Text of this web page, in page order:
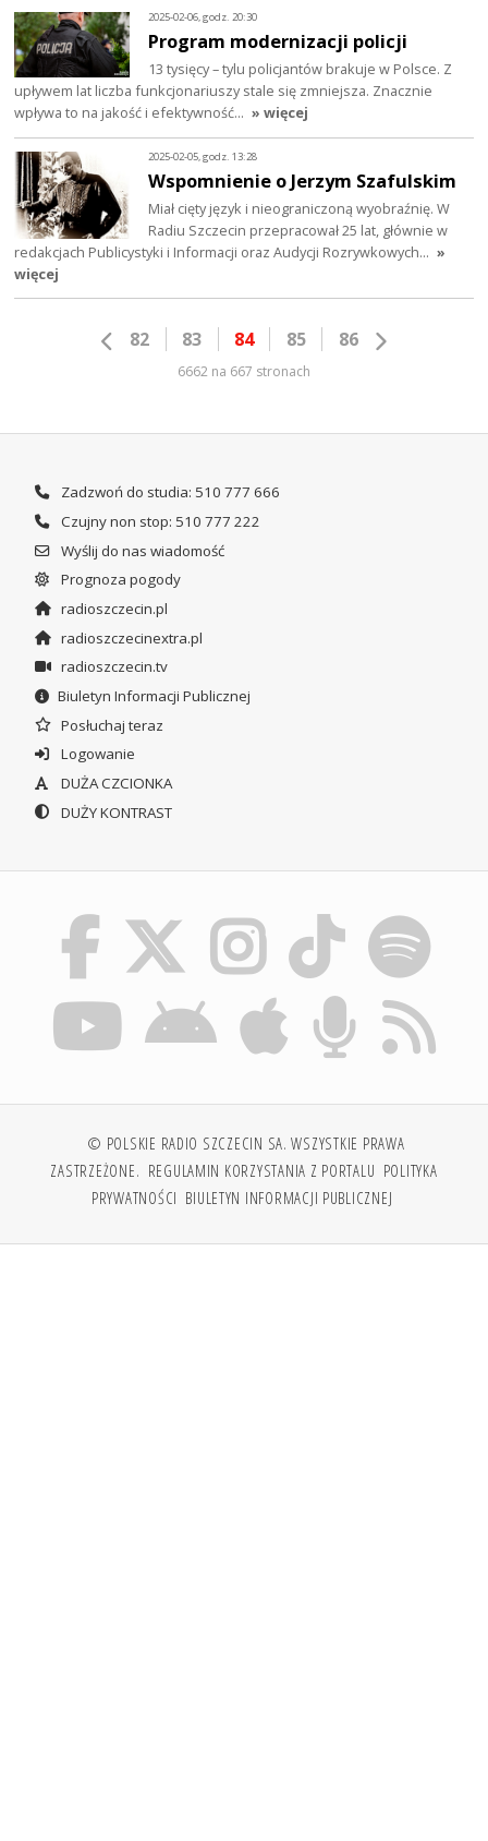
2025-02-06, godz. 20:30
Program modernizacji policji
13 tysięcy – tylu policjantów brakuje w Polsce. Z
upływem lat liczba funkcjonariuszy stale się zmniejsza. Znacznie
wpływa to na jakość i efektywność… » więcej
2025-02-05, godz. 13:28
Wspomnienie o Jerzym Szafulskim
Miał cięty język i nieograniczoną wyobraźnię. W
Radiu Szczecin przepracował 25 lat, głównie w
redakcjach Publicystyki i Informacji oraz Audycji Rozrywkowych… »
więcej
82 83 84 85 86
6662 na 667 stronach
Zadzwoń do studia: 510 777 666
Czujny non stop: 510 777 222
Wyślij do nas wiadomość
Prognoza pogody
radioszczecin.pl
radioszczecinextra.pl
radioszczecin.tv
Biuletyn Informacji Publicznej
Posłuchaj teraz
Logowanie
DUŻA CZCIONKA
DUŻY KONTRAST
© POLSKIE RADIO SZCZECIN SA. WSZYSTKIE PRAWA
ZASTRZEŻONE. REGULAMIN KORZYSTANIA Z PORTALU POLITYKA
PRYWATNOŚCI BIULETYN INFORMACJI PUBLICZNEJ